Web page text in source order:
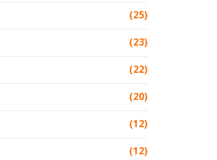
(25)
(23)
(22)
(20)
(12)
(12)